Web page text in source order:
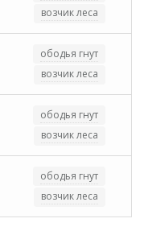
возчик леса
ободья гнут
возчик леса
ободья гнут
возчик леса
ободья гнут
возчик леса